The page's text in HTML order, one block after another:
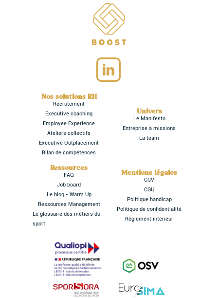
Nos solutions RH
Recrutement
Executive coaching
Employee Experience
Ateliers collectifs
Executive Outplacement
Bilan de compétences
Univers
Le Manifesto
Entreprise à missions
La team
Ressources
FAQ
Job board
Le blog - Warm Up
Ressources Management
Le glossaire des métiers du
sport
Mentions légales
CGV
CGU
Politique handicap
Politique de confidentialité
Règlement intérieur